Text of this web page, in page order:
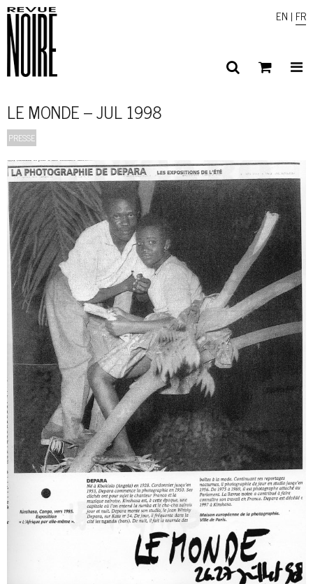
EN | FR
LE MONDE – JUL 1998
PRESSE